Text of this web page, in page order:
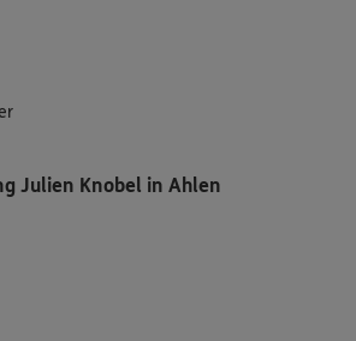
Julien Knobel in Ahlen